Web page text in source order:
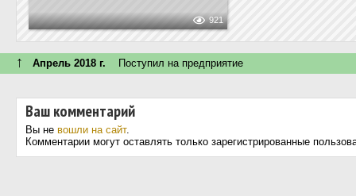
921
↑ Апрель 2018 г. Поступил на предприятие
Ваш комментарий
Вы не вошли на сайт.
Комментарии могут оставлять только зарегистрированные